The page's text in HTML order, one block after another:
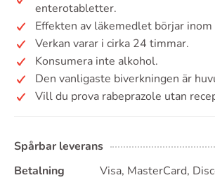
enterotabletter.
Effekten av läkemedlet börjar
Verkan varar i cirka 24 timmar.
Konsumera inte alkohol.
Den vanligaste biverkningen är
Vill du prova rabeprazole utan
Spårbar leverans
Betalning
Visa, MasterCard,